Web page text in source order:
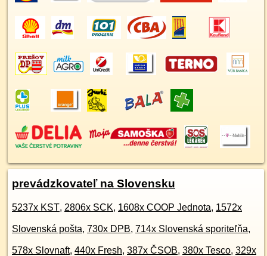
prevádzkovateľ na Slovensku
5237x KST, 2806x SCK, 1608x COOP Jednota, 1572x
Slovenská pošta, 730x DPB, 714x Slovenská sporiteľňa,
578x Slovnaft, 440x Fresh, 387x ČSOB, 380x Tesco, 329x